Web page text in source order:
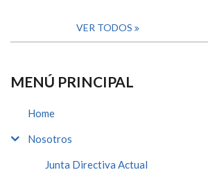
VER TODOS
MENÚ PRINCIPAL
Home
Nosotros
Junta Directiva Actual